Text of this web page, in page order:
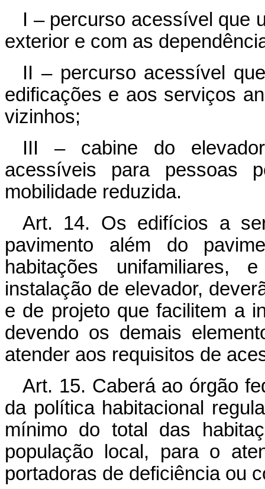
I – percurso acessível que
exterior e com as
II – percurso acessível
edificações e aos serviços
vizinhos;
III – cabine do
acessíveis para pessoas
mobilidade reduzida.
Art. 14. Os edifícios a
pavimento além do
habitações
instalação de elevador,
e de projeto que facilitem a
devendo os demais
atender aos requisitos de
Art. 15. Caberá ao órgão
da política habitacional
mínimo do total das
população local, para o
portadoras de deficiência ou